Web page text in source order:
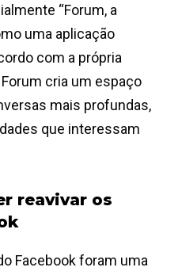
“Forum, a
uma aplicação
com a própria
cria um espaço
mais profundas,
que interessam
reavivar os
Facebook foram uma